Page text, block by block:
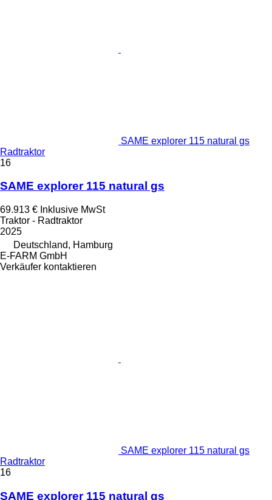
SAME explorer 115 natural gs
Radtraktor
16
SAME explorer 115 natural gs
69.913 € Inklusive MwSt
Traktor - Radtraktor
2025
Deutschland, Hamburg
E-FARM GmbH
Verkäufer kontaktieren
SAME explorer 115 natural gs
Radtraktor
16
SAME explorer 115 natural gs